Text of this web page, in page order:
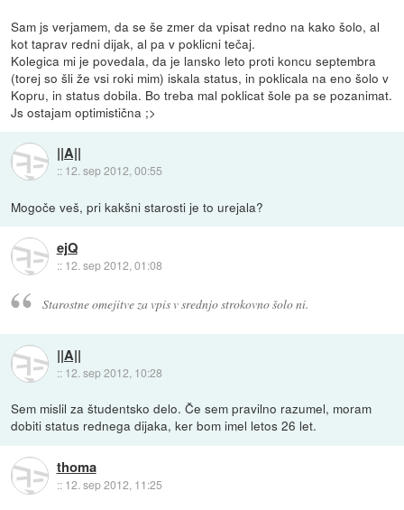
Sam js verjamem, da se še zmer da vpisat redno na kako šolo, al
kot taprav redni dijak, al pa v poklicni tečaj.
Kolegica mi je povedala, da je lansko leto proti koncu septembra
(torej so šli že vsi roki mim) iskala status, in poklicala na eno šolo v
Kopru, in status dobila. Bo treba mal poklicat šole pa se pozanimat.
Js ostajam optimistična ;>
||A||
:: 12. sep 2012, 00:55
Mogoče veš, pri kakšni starosti je to urejala?
ejQ
:: 12. sep 2012, 01:08
Starostne omejitve za vpis v srednjo strokovno šolo ni.
||A||
:: 12. sep 2012, 10:28
Sem mislil za študentsko delo. Če sem pravilno razumel, moram
dobiti status rednega dijaka, ker bom imel letos 26 let.
thoma
:: 12. sep 2012, 11:25